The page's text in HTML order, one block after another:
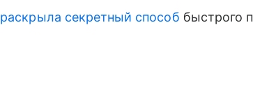
раскрыла секретный способ быстрого